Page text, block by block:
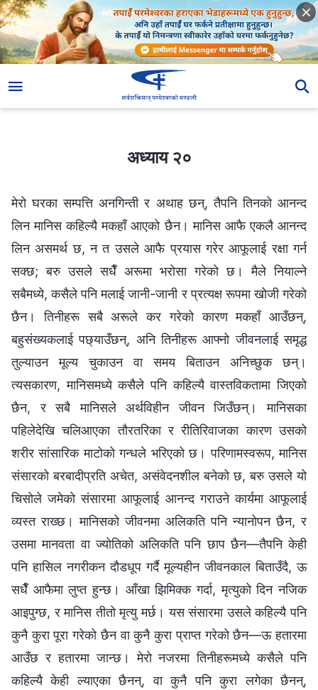
अध्याय २०
मेरो घरका सम्पत्ति अनगिन्ती र अथाह छन्, तैपनि तिनको आनन्द
लिन मानिस कहिल्यै मकहाँ आएको छैन। मानिस आफै एकलै आनन्द
लिन असमर्थ छ, न त उसले आफै प्रयास गरेर आफूलाई रक्षा गर्न
सक्छ; बरु उसले सधैँ अरूमा भरोसा गरेको छ। मैले नियाल्‍ने
सबैमध्ये, कसैले पनि मलाई जानी-जानी र प्रत्यक्ष रूपमा खोजी गरेको
छैन। तिनीहरू सबै अरूले कर गरेको कारण मकहाँ आउँछन्,
बहुसंख्यकलाई पछ्याउँछन्, अनि तिनीहरू आफ्‍नो जीवनलाई समृद्ध
तुल्याउन मूल्य चुकाउन वा समय बिताउन अनिच्‍छुक छन्।
त्यसकारण, मानिसमध्ये कसैले पनि कहिल्यै वास्तविकतामा जिएको
छैन, र सबै मानिसले अर्थविहीन जीवन जिउँछन्। मानिसका
पहिलेदेखि चलिआएका तौरतरिका र रीतिरिवाजका कारण उसको
शरीर सांसारिक माटोको गन्धले भरिएको छ। परिणामस्वरूप, मानिस
संसारको बरबादीप्रति अचेत, असंवेदनशील बनेको छ, बरु उसले यो
चिसोले जमेको संसारमा आफूलाई आनन्द गराउने कार्यमा आफूलाई
व्यस्त राख्छ। मानिसको जीवनमा अलिकति पनि न्यानोपन छैन, र
उसमा मानवता वा ज्योतिको अलिकति पनि छाप छैन—तैपनि केही
पनि हासिल नगरीकन दौडधूप गर्दै मूल्यहीन जीवनकाल बिताउँदै, ऊ
सधैँ आफैमा लुप्त हुन्छ। आँखा झिमिक्‍क गर्दा, मृत्युको दिन नजिक
आइपुग्छ, र मानिस तीतो मृत्यु मर्छ। यस संसारमा उसले कहिल्यै पनि
कुनै कुरा पूरा गरेको छैन वा कुनै कुरा प्राप्त गरेको छैन—ऊ हतारमा
आउँछ र हतारमा जान्छ। मेरो नजरमा तिनीहरूमध्ये कसैले पनि
कहिल्यै केही ल्याएका छैनन्, वा कुनै पनि कुरा लगेका छैनन्,